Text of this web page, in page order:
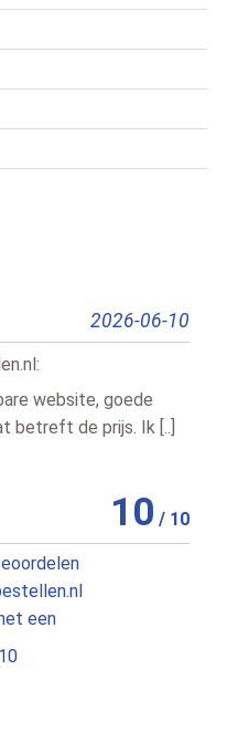
2026-06-15
een
10